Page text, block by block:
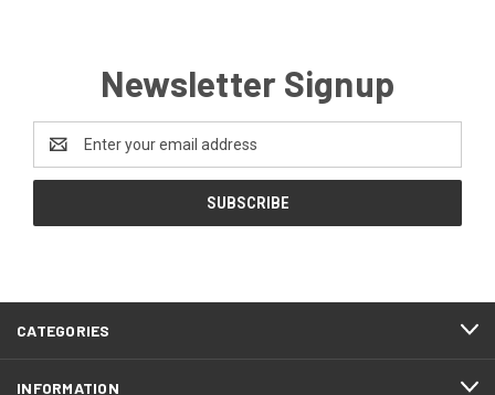
Newsletter Signup
Address
CATEGORIES
INFORMATION